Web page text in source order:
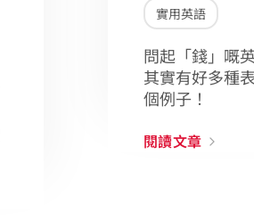
實用英語
問起「錢」嘅
其實有好多種
個例子！
閱讀文章